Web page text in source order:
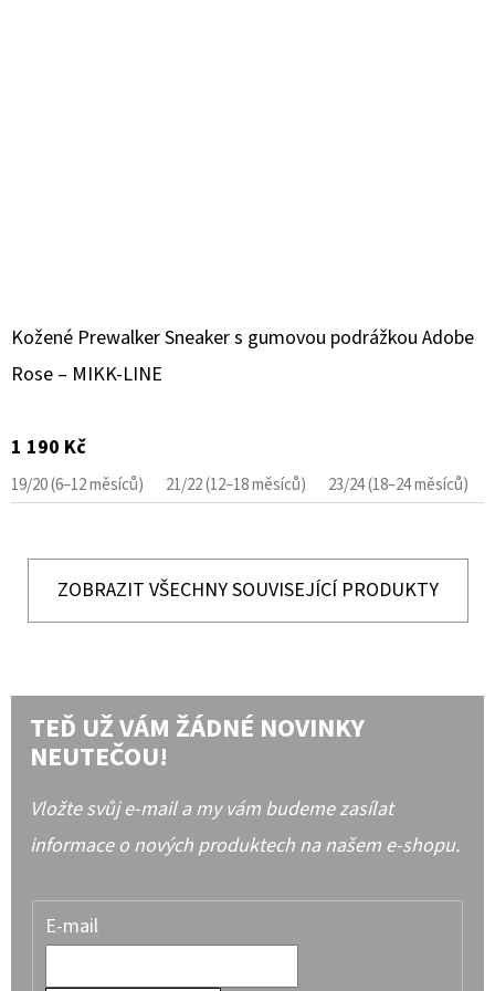
Kožené Prewalker Sneaker s gumovou podrážkou Adobe
Rose – MIKK-LINE
1 190 Kč
19/20 (6–12 měsíců) 21/22 (12–18 měsíců) 23/24 (18–24 měsíců)
ZOBRAZIT VŠECHNY SOUVISEJÍCÍ PRODUKTY
TEĎ UŽ VÁM ŽÁDNÉ NOVINKY
NEUTEČOU!
Vložte svůj e-mail a my vám budeme zasílat
informace o nových produktech na našem e-shopu.
E-mail